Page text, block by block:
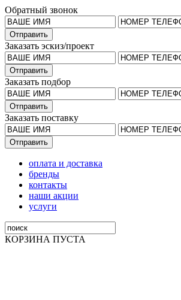
Обратный звонок
Заказать эскиз/проект
Заказать подбор
Заказать поставку
оплата и доставка
бренды
контакты
наши акции
услуги
КОРЗИНА ПУСТА